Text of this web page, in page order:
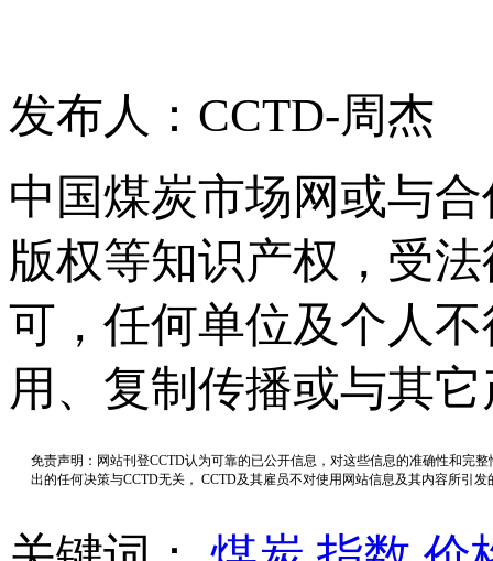
发布人：CCTD-周杰
中国煤炭市场网或与
版权等知识产权，受
可，任何单位及个人
用、复制传播或与其
免责声明：网站刊登CCTD认为可靠的已公开信息，对这些信息的准确性和完
出的任何决策与CCTD无关， CCTD及其雇员不对使用网站信息及其内容所引